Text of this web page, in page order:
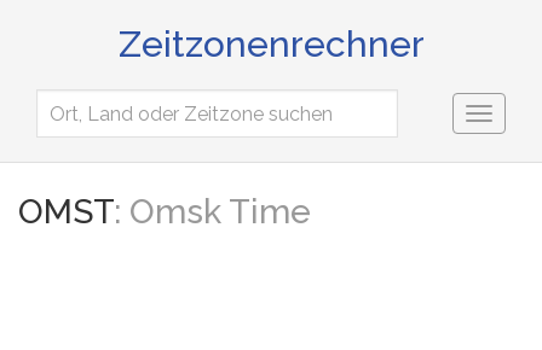
Zeitzonenrechner
Toggle
OMST: Omsk Time